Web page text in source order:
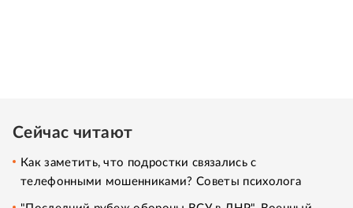
Сейчас читают
Как заметить, что подростки связались с
телефонными мошенниками? Советы психолога